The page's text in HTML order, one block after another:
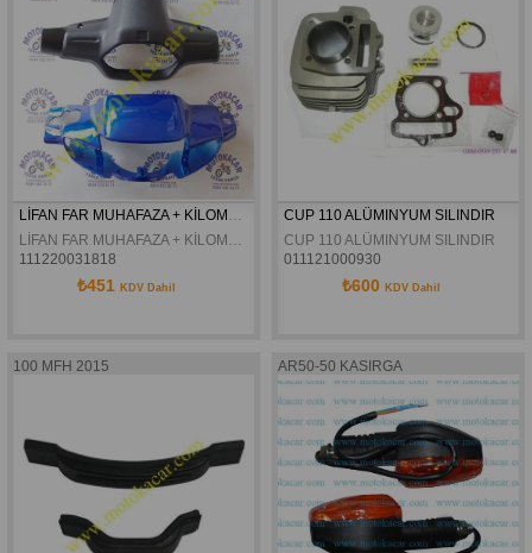
LİFAN FAR MUHAFAZA + KİLOMETRE MUHAFAZA TK MAVİ
LİFAN FAR MUHAFAZA + KİLOMETRE MUHAFAZA TK MAVİ
111220031818
₺451 KDV Dahil
CUP 110 ALÜMINYUM SILINDIR
CUP 110 ALÜMINYUM SILINDIR
011121000930
₺600 KDV Dahil
100 MFH 2015 AR50-50 KASIRGA